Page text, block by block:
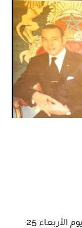
أعلن نزار بركة، الأمين العام لحزب الاستقلال، يوم الأربعاء 25